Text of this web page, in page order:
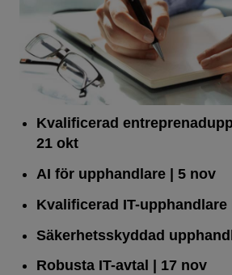
Kvalificerad
21 okt
AI för upphandlare| 5 nov
Kvalificerad IT-upphandlare
Säkerhetsskyddad
Robusta IT-avtal
| 17 nov